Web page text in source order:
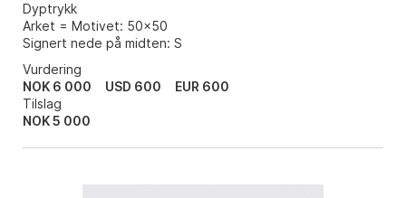
Dyptrykk
Arket = Motivet: 50x50
Signert nede på midten: S
Vurdering
NOK 6 000
USD 600
EUR 600
Tilslag
NOK5 000